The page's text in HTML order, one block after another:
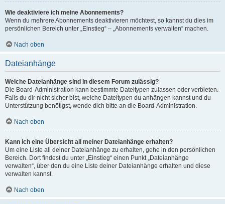
Wie deaktiviere ich meine Abonnements?
Wenn du mehrere Abonnements deaktivieren möchtest, so kannst du dies im
persönlichen Bereich unter „Einstieg“ – „Abonnements verwalten“ machen.
Nach oben
Dateianhänge
Welche Dateianhänge sind in diesem Forum zulässig?
Die Board-Administration kann bestimmte Dateitypen zulassen oder verbieten.
Falls du dir nicht sicher bist, welche Dateitypen du anhängen kannst und du
Unterstützung benötigst, wende dich bitte an die Board-Administration.
Nach oben
Kann ich eine Übersicht all meiner Dateianhänge erhalten?
Um eine Liste all deiner Dateianhänge zu erhalten, gehe in den persönlichen
Bereich. Dort findest du unter „Einstieg“ einen Punkt „Dateianhänge
verwalten“, über den du eine Liste deiner Dateianhänge erhalten und diese
verwalten kannst.
Nach oben